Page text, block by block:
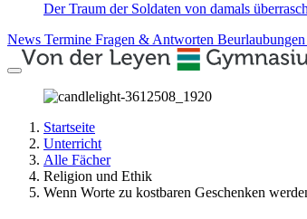
Der Traum der Soldaten von damals
News Termine Fragen & Antworten Beurlaubungen
Startseite
Unterricht
Alle Fächer
Religion und Ethik
Wenn Worte zu kostbaren Geschenken